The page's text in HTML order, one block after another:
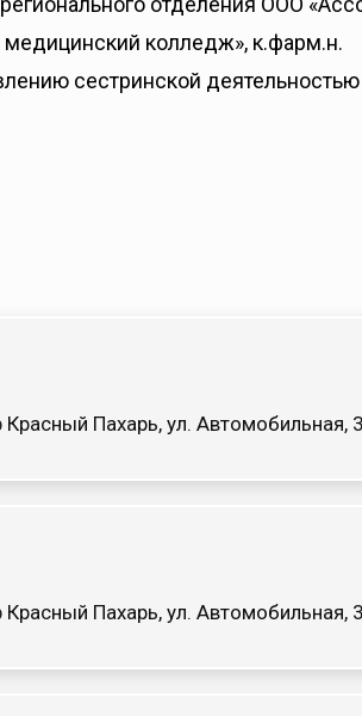
колледж», к.фарм.н.
сестринской
Красный Пахарь, ул.
Красный Пахарь, ул.